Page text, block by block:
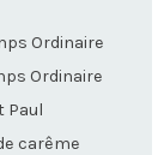
Ordinaire
Ordinaire
Paul
carême